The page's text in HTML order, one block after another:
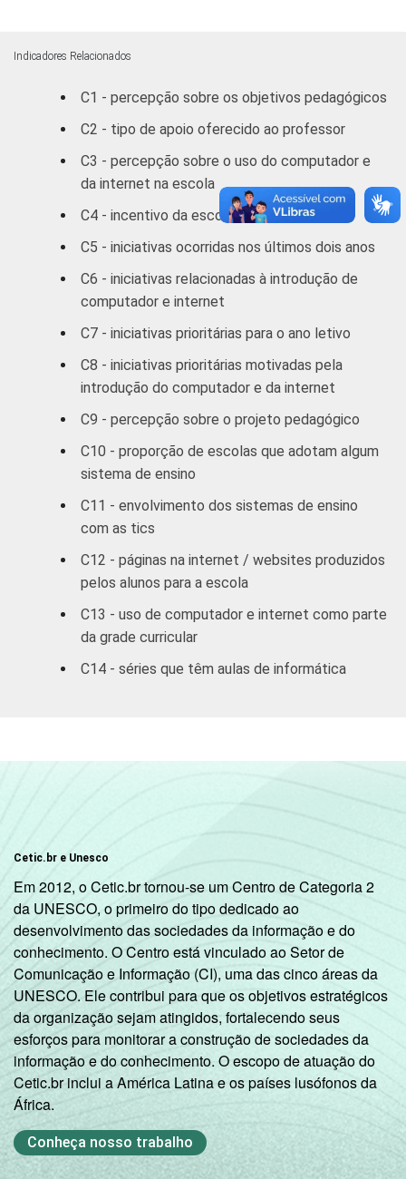
Centro
Oeste
82 18
Nordeste 74 26
Sudeste 82
Sul 84 16
DEPENDÊNCIA
Municipal
Estadual 82 18
COMPUTADOR
LABORATÓRIO DE
INFORMÁTICA
Tem 86
Não tem 55 45
INTERNET
INSTALADA NO
INFORMÁTICA
Tem 89 11
Não tem 63 37
1Base: 215 coordenadores pedagógicos de
escolas que adotam algum sistema de
Fonte: NIC.br - set/dez 2010
Indicadores Relacionados
C1 - percepção sobre os objetivos pedagógicos
C2 - tipo de apoio oferecido ao professor
C3 - percepção sobre o uso do computador e
da internet na escola
C4 - incentivo da escola em relação às tics
C5 - iniciativas ocorridas nos últimos dois anos
C6 - iniciativas relacionadas à introdução de
computador e internet
C7 - iniciativas prioritárias para o ano letivo
C8 - iniciativas prioritárias motivadas pela
introdução do computador e da internet
C9 - percepção sobre o projeto pedagógico
C10 - proporção de escolas que adotam algum
sistema de ensino
C11 - envolvimento dos sistemas de ensino
com as tics
C12 - páginas na internet / websites produzidos
pelos alunos para a escola
C13 - uso de computador e internet como parte
da grade curricular
C14 - séries que têm aulas de informática
Cetic.br e Unesco
Em 2012, o Cetic.br tornou-se um Centro de Categoria 2
da UNESCO, o primeiro do tipo dedicado ao
desenvolvimento das sociedades da informação e do
conhecimento. O Centro está vinculado ao Setor de
Comunicação e Informação (CI), uma das cinco áreas da
UNESCO. Ele contribui para que os objetivos estratégicos
da organização sejam atingidos, fortalecendo seus
esforços para monitorar a construção de sociedades da
informação e do conhecimento. O escopo de atuação do
Cetic.br inclui a América Latina e os países lusófonos da
África.
Conheça nosso trabalho